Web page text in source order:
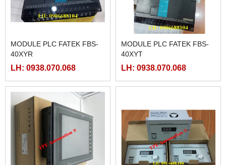
MODULE PLC FATEK FBS-
40XYR
LH: 0938.070.068
MODULE PLC FATEK FBS-
40XYT
LH: 0938.070.068